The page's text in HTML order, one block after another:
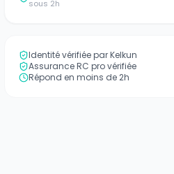
sous 2h
Identité vérifiée par Kelkun
Assurance RC pro vérifiée
Répond en moins de 2h